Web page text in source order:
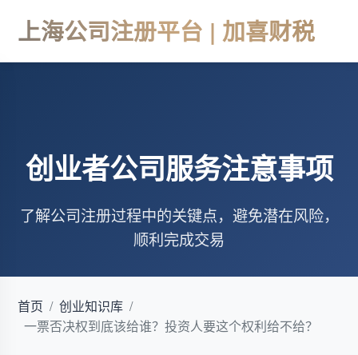
上海公司注册平台 | 加喜财税
创业者公司服务注意事项
了解公司注册过程中的关键点，避免潜在风险，
顺利完成交易
首页 / 创业知识库 /
一票否决权到底该给谁？投资人要这个权利给不给？